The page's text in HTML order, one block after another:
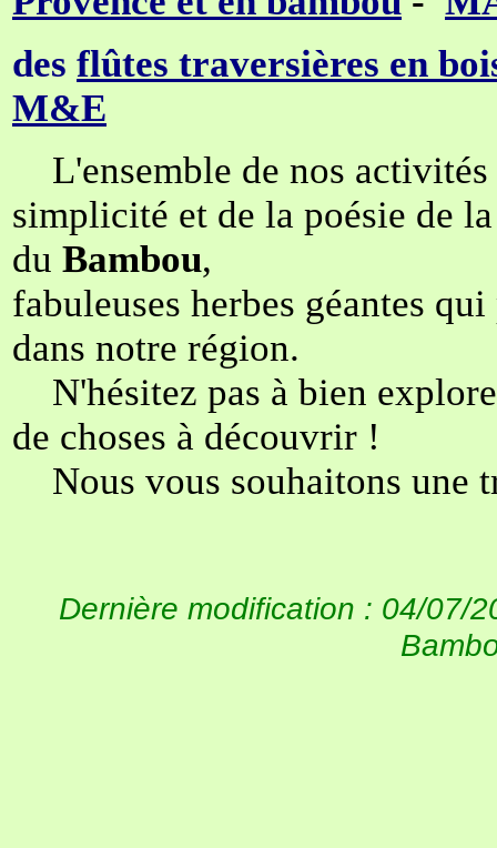
des flûtes traversières en
M&E
L'ensemble de nos activités
simplicité et de la poésie de
du Bambou,
fabuleuses herbes géantes
dans notre région.
N'hésitez pas à bien
de choses à découvrir !
Nous vous souhaitons une
Dernière modification : 04/